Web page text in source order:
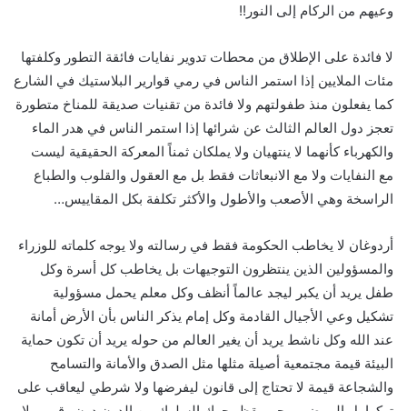
وعيهم من الركام إلى النور!!
لا فائدة على الإطلاق من محطات تدوير نفايات فائقة التطور وكلفتها
مئات الملايين إذا استمر الناس في رمي قوارير البلاستيك في الشارع
كما يفعلون منذ طفولتهم ولا فائدة من تقنيات صديقة للمناخ متطورة
تعجز دول العالم الثالث عن شرائها إذا استمر الناس في هدر الماء
والكهرباء كأنهما لا ينتهيان ولا يملكان ثمناً المعركة الحقيقية ليست
مع النفايات ولا مع الانبعاثات فقط بل مع العقول والقلوب والطباع
الراسخة وهي الأصعب والأطول والأكثر تكلفة بكل المقاييس…
أردوغان لا يخاطب الحكومة فقط في رسالته ولا يوجه كلماته للوزراء
والمسؤولين الذين ينتظرون التوجيهات بل يخاطب كل أسرة وكل
طفل يريد أن يكبر ليجد عالماً أنظف وكل معلم يحمل مسؤولية
تشكيل وعي الأجيال القادمة وكل إمام يذكر الناس بأن الأرض أمانة
عند الله وكل ناشط يريد أن يغير العالم من حوله يريد أن تكون حماية
البيئة قيمة مجتمعية أصيلة مثلها مثل الصدق والأمانة والتسامح
والشجاعة قيمة لا تحتاج إلى قانون ليفرضها ولا شرطي ليعاقب على